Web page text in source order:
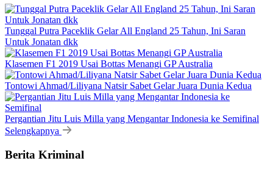
Tunggal Putra Paceklik Gelar All England 25 Tahun, Ini Saran
Untuk Jonatan dkk
Klasemen F1 2019 Usai Bottas Menangi GP Australia
Tontowi Ahmad/Liliyana Natsir Sabet Gelar Juara Dunia Kedua
Pergantian Jitu Luis Milla yang Mengantar Indonesia ke Semifinal
Selengkapnya
Berita Kriminal